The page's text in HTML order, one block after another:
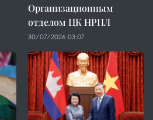
Организационным
отделом ЦК НРПЛ
30/07/2026 03:07